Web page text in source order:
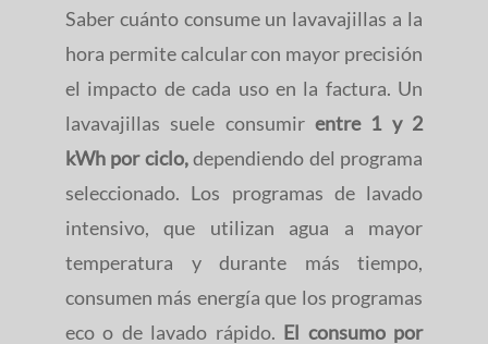
Saber cuánto consume un lavavajillas a la
hora permite calcular con mayor precisión
el impacto de cada uso en la factura. Un
lavavajillas suele consumirentre 1 y 2
kWh por ciclo,dependiendo del programa
seleccionado. Los programas de lavado
intensivo, que utilizan agua a mayor
temperatura y durante más tiempo,
consumen más energía que los programas
eco o de lavado rápido. El consumo por